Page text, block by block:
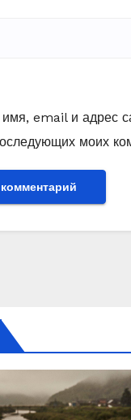
email и адрес
моих